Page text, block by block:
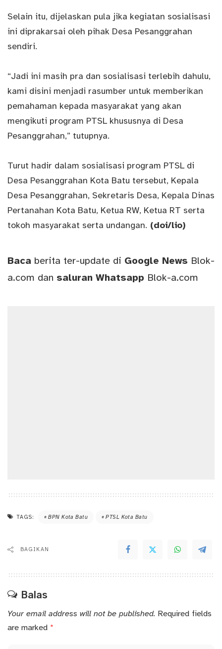
Selain itu, dijelaskan pula jika kegiatan sosialisasi
ini diprakarsai oleh pihak Desa Pesanggrahan
sendiri.
“Jadi ini masih pra dan sosialisasi terlebih dahulu,
kami disini menjadi rasumber untuk memberikan
pemahaman kepada masyarakat yang akan
mengikuti program PTSL khususnya di Desa
Pesanggrahan,” tutupnya.
Turut hadir dalam sosialisasi program PTSL di
Desa Pesanggrahan Kota Batu tersebut, Kepala
Desa Pesanggrahan, Sekretaris Desa, Kepala Dinas
Pertanahan Kota Batu, Ketua RW, Ketua RT serta
tokoh masyarakat serta undangan. (doi/lio)
Baca berita ter-update di Google News Blok-
a.com dan saluran Whatsapp Blok-a.com
TAGS: BPN Kota Batu PTSL Kota Batu
BAGIKAN
Balas
Your email address will not be published. Required fields
are marked *